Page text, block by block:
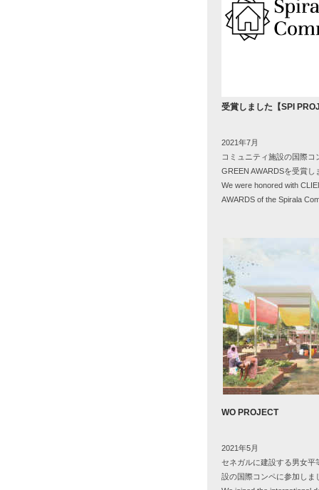
受賞しました【SPI
2021年7月
コミュニティ施設の国際コ
GREEN AWARDSを受賞し
We were honored with
AWARDS of the Spirala
WO PROJECT
2021年5月
セネガルに建設する男女
設の国際コンペに参加しま